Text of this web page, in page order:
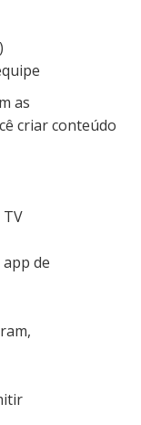
as
criar conteúdo
de